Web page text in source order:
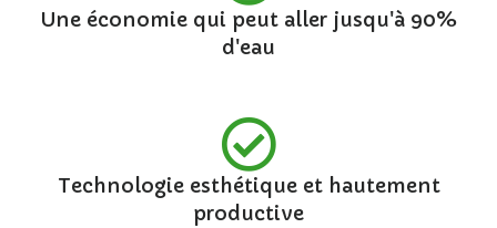
Technologie esthétique et hautement
productive
Une économie qui peut aller jusqu'à 90%
d'eau